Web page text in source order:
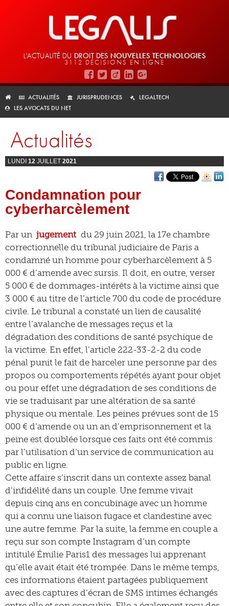
L'ACTUALITÉ DU DROIT DES NOUVELLES TECHNOLOGIES
3112 DÉCISIONS EN LIGNE
ACTUALITÉS JURISPRUDENCES
LEGALTECH
LES AVOCATS DU NET
Actualités
LUNDI 12 JUILLET 2021
Condamnation pour
cyberharcèlement
Par un jugement du 29 juin 2021, la 17e chambre
correctionnelle du tribunal judiciaire de Paris a
condamné un homme pour cyberharcèlement à 5
000 € d’amende avec sursis. Il doit, en outre, verser
5 000 € de dommages-intérêts à la victime ainsi que
3 000 € au titre de l’article 700 du code de procédure
civile. Le tribunal a constaté un lien de causalité
entre l’avalanche de messages reçus et la
dégradation des conditions de santé psychique de
la victime. En effet, l’article 222-33-2-2 du code
pénal punit le fait de harceler une personne par des
propos ou comportements répétés ayant pour objet
ou pour effet une dégradation de ses conditions de
vie se traduisant par une altération de sa santé
physique ou mentale. Les peines prévues sont de 15
000 € d’amende ou un an d’emprisonnement et la
peine est doublée lorsque ces faits ont été commis
par l’utilisation d’un service de communication au
public en ligne.
Cette affaire s’inscrit dans un contexte assez banal
d’infidélité dans un couple. Une femme vivait
depuis cinq ans en concubinage avec un homme
qui a connu une liaison fugace et clandestine avec
une autre femme. Par la suite, la femme en couple a
reçu sur son compte Instagram d’un compte
intitulé Émilie Paris1 des messages lui apprenant
qu’elle avait était été trompée. Dans le même temps,
ces informations étaient partagées publiquement
avec des captures d’écran de SMS intimes échangés